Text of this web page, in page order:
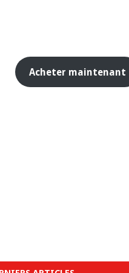
Acheter maintenant